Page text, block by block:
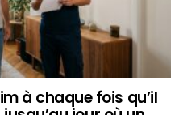
à chaque fois qu’il